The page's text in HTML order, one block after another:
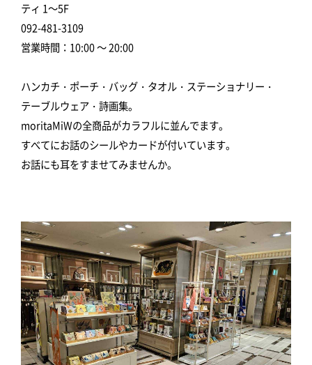
ティ 1～5F
092-481-3109
営業時間：10:00 ～ 20:00
ハンカチ・ポーチ・バッグ・タオル・ステーショナリー・
テーブルウェア・詩画集。
moritaMiWの全商品がカラフルに並んでます。
すべてにお話のシールやカードが付いています。
お話にも耳をすませてみませんか。